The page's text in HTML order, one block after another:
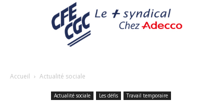
Accueil Actualité sociale
Actualité sociale Les défis Travail temporaire